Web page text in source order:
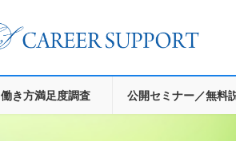
働き方満足度調査 公開セミナー／無料